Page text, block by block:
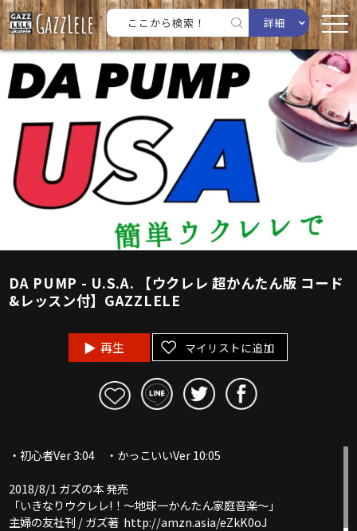
詳細
DA PUMP - U.S.A. 【ウクレレ 超かんたん版 コード
&レッスン付】GAZZLELE
再生 マイリストに追加
・初心者Ver 3:04 ・かっこいいVer 10:05
2018/8/1 ガズの本 発売
「いきなりウクレレ!！〜地球一かんたん家庭音楽〜」
主婦の友社刊 / ガズ著 http://amzn.asia/eZkK0oJ